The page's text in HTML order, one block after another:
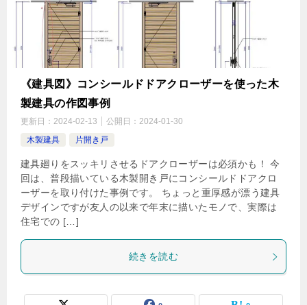
《建具図》コンシールドドアクローザーを使った木
製建具の作図事例
更新日： 2024-02-13 公開日： 2024-01-30
木製建具
片開き戸
建具廻りをスッキリさせるドアクローザーは必須かも！ 今
回は、普段描いている木製開き戸にコンシールドドアクロ
ーザーを取り付けた事例です。 ちょっと重厚感が漂う建具
デザインですが友人の以来で年末に描いたモノで、実際は
住宅での […]
続きを読む